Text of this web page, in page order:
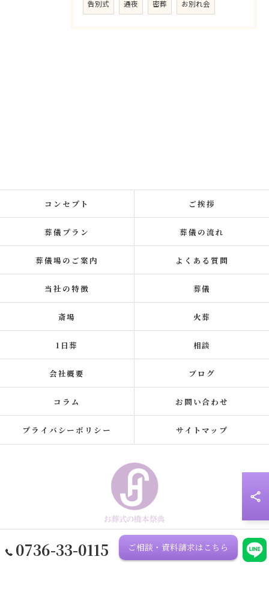
告別式 通夜 密葬 お別れ会
0736-33-0115 ご相談・資料請求はこちら
コンセプト ご挨拶
葬儀プラン 葬儀の流れ
葬儀場のご案内 よくある質問
当社の特徴 葬儀
斎場 火葬
1日葬 相談
会社概要 ブログ
コラム お問い合わせ
プライバシーポリシー サイトマップ
© 2026 和歌山県橋本市の家族葬なら橋本祭典 ALL RIGHTS RESERVED.